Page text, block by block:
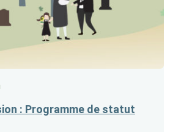
: Programme de statut